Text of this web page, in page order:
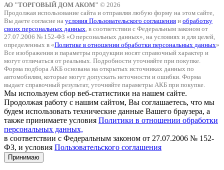
АО "ТОРГОВЫЙ ДОМ АКОМ" © 2026
Продолжая использование сайта и отправляя любую форму на этом сайте,
Вы даете согласие на условия Пользовательского соглашения и обработку
своих персональных данных , в соответствии с Федеральным законом от
27.07.2006 № 152-ФЗ «О персональных данных», на условиях и для целей,
определенных в «Политике в отношении обработки персональных данных»
Все изображения и параметры продукции носят справочный характер и
могут отличаться от реальных. Подробности уточняйте при покупке.
Форма подбора АКБ основана на открытых источниках данных по
автомобилям, которые могут допускать неточности и ошибки. Форма
выдает справочный результат, уточняйте параметры АКБ при покупке.
Мы используем сбор веб-статистики на нашем сайте.
Продолжая работу с нашим сайтом, Вы соглашаетесь, что мы
будем использовать технические данные Вашего браузера, а
также принимаете условия Политики в отношении обработки
персональных данных,
в соответствии с Федеральным законом от 27.07.2006 № 152-
ФЗ, и условия Пользовательского соглашения
Принимаю